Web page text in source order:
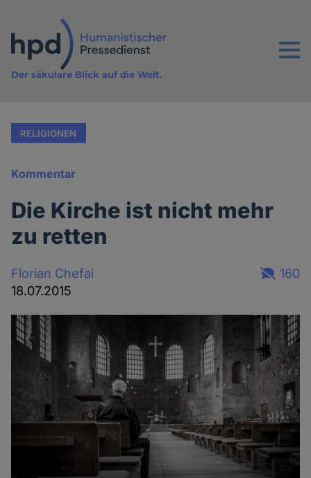
Inhalt
Menu
Der säkulare Blick auf die Welt.
RELIGIONEN
Kommentar
Die Kirche ist nicht mehr
zu retten
Florian Chefai
18.07.2015
160